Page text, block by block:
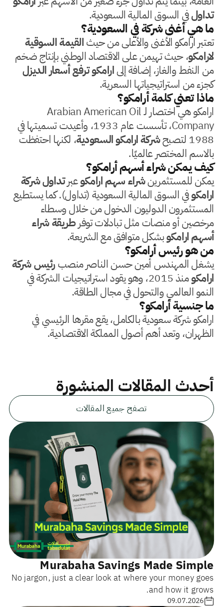
تداولفي السوق المالية السعودية.
ما هي أغنى شركة في السعودية؟
تعتبر ارامكو الأغنى والأعلى من حيثالقيمة السوقية
لارامكو، حيث تهيمن على الاقتصاد الوطني بإنتاج ضخم
من النفط والغاز، إضافة إلىارامكو ترفع أسعار الديزل
كجزء من استراتيجياتها السعرية.
ماذا تعني كلمة أرامكو؟
ارامكو هي اختصار لـ Arabian American Oil
Company، تأسست عام 1933، وأعيدت تسميتها في
1988 لتصبح
شركة ارامكو السعودية، لكنها احتفظت
بالاسم المختصر عالميًا.
كيف يمكن شراء أسهم أرامكو؟
يمكن للمستثمرينشراء سهم ارامكوعبرتداول شركة
ارامكوفي السوق المالية السعودية (تداول). كما يستطيع
المستثمرون الدوليون الدخول من خلال وسطاء
مرخصين أو منصات مثل تبادلات توفر طريقة شراء
أسهم ارامكوبشكل متوافق مع الشريعة.
من هو رئيس أرامكو؟
يشغل المهندس أمين حسن الناصر منصبرئيس شركة
ارامكو
منذ 2015، وهو يقود استراتيجيات الشركة في
النمو العالمي والتحول في مجال الطاقة.
ما جنسية أرامكو؟
ارامكو شركة سعودية بالكامل، يقع مقرها الرئيسي في
الظهران، وتعد أهم أصول المملكة الاقتصادية.
أحدث المقالات المنشورة
تصفح جميع المقالات
Murabaha Savings Made Simple
No jargon, just a clear look at where your money goes
and how it grows.
09.07.2026